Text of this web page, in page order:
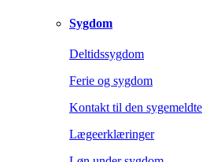
Sygdom
Deltidssygdom
Ferie og sygdom
Kontakt til den sygemeldte
Lægeerklæringer